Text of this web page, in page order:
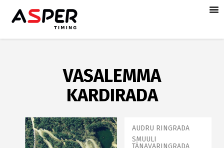
VASALEMMA
KARDIRADA
AUDRU RINGRADA
SMUULI
TÄNAVARINGRADA